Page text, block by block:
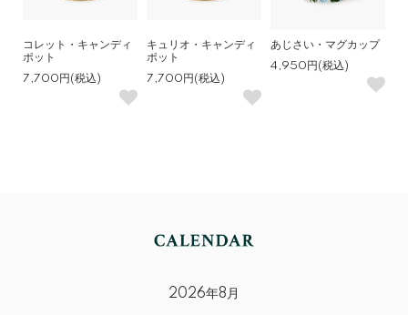
コレット・キャンディ
ポット
7,700円(税込)
キュリオ・キャンディ
ポット
7,700円(税込)
あじさい・マグカップ
4,950円(税込)
2026年8月